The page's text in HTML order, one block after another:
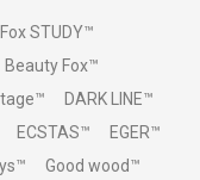
STUDY™
Beauty Fox™
DARK LINE™
ECSTAS™
EGER™
Good wood™